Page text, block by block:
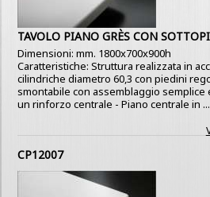
TAVOLO PIANO GRÈS CON
Dimensioni: mm. 1800x700x900h
Caratteristiche: Struttura realizzata in
cilindriche diametro 60,3 con piedini
smontabile con assemblaggio
un rinforzo centrale - Piano centrale in ...
CP12007